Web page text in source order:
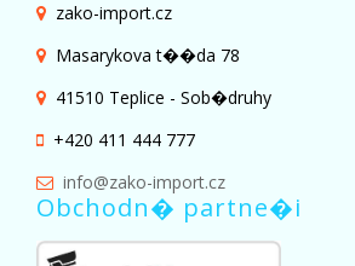
zako-import.cz
Masarykova t��da 78
41510 Teplice - Sob�druhy
+420 411 444 777
info@zako-import.cz
Obchodn� partne�i